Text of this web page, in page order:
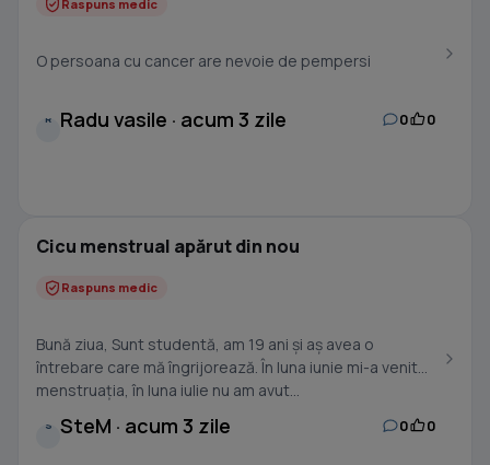
Raspuns medic
O persoana cu cancer are nevoie de pempersi
R Radu vasile · acum 3 zile 0 0
Cicu menstrual apărut din nou
Raspuns medic
Bună ziua, Sunt studentă, am 19 ani și aș avea o
întrebare care mă îngrijorează. În luna iunie mi-a venit
menstruația, în luna iulie nu am avut...
S SteM · acum 3 zile 0 0